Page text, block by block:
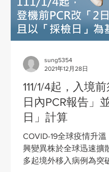
111/1/4起，入境
日內PCR報告」
日」計算
COVID-19全球疫情升溫
興變異株於全球迅速擴
多起境外移入病例為突
sung5354
2021年12月28日